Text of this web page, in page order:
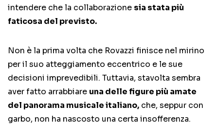
intendere che la collaborazione sia stata più
faticosa del previsto.
Non è la prima volta che Rovazzi finisce nel mirino
per il suo atteggiamento eccentrico e le sue
decisioni imprevedibili. Tuttavia, stavolta sembra
aver fatto arrabbiare una delle figure più amate
del panorama musicale italiano, che, seppur con
garbo, non ha nascosto una certa insofferenza.